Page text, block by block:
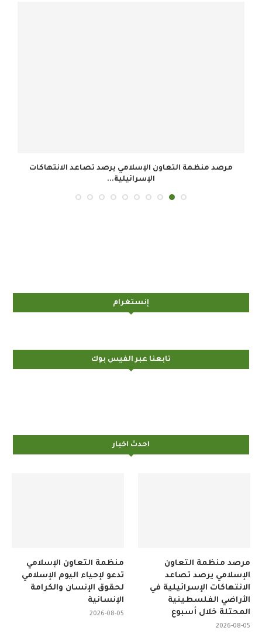
مرصد منظمة التعاون الإسلامي يرصد تصاعد الانتهاكات
الإسرائيلية...
إنستغرام
تابعنا عبر الفيس بوك
احدث اخبار
منظمة التعاون الإسلامي
تدعو لإحياء اليوم الإسلامي
لحقوق الإنسان والكرامة
الإنسانية
2026-08-05
مرصد منظمة التعاون
الإسلامي يرصد تصاعد
الانتهاكات الإسرائيلية في
الأراضي الفلسطينية
المحتلة خلال أسبوع
2026-08-05